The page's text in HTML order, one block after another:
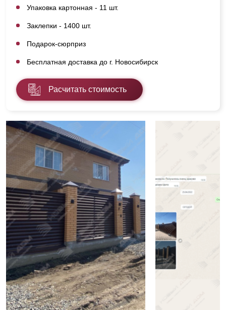
Упаковка картонная - 11 шт.
Заклепки - 1400 шт.
Подарок-сюрприз
Бесплатная доставка до г. Новосибирск
Расчитать стоимость